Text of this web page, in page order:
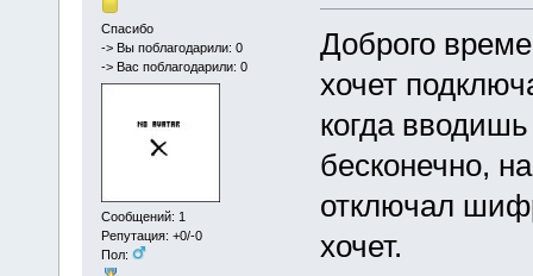
Спасибо
-> Вы поблагодарили: 0
-> Вас поблагодарили: 0
Сообщений: 1
Репутация: +0/-0
Пол:
Доброго
хочет
когда
бесконечно,
отключал
хочет.